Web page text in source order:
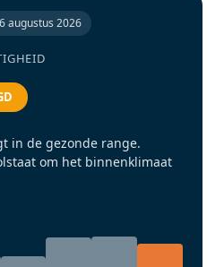
6 augustus 2026
in de gezonde range.
om het binnenklimaat